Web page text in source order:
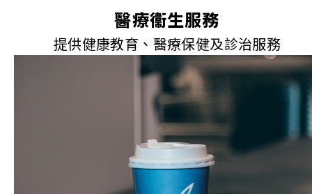
醫療衞生服務
提供健康教育、醫療保健及診治服務